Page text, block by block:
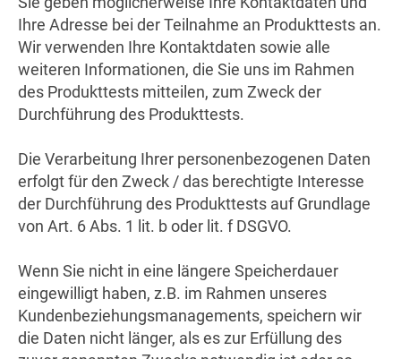
Ihre Adresse bei der Teilnahme an Produkttests an.
Wir verwenden Ihre Kontaktdaten sowie alle
weiteren Informationen, die Sie uns im Rahmen
des Produkttests mitteilen, zum Zweck der
Durchführung des Produkttests.
Die Verarbeitung Ihrer personenbezogenen Daten
erfolgt für den Zweck / das berechtigte Interesse
der Durchführung des Produkttests auf Grundlage
von Art. 6 Abs. 1 lit. b oder lit. f DSGVO.
Wenn Sie nicht in eine längere Speicherdauer
eingewilligt haben, z.B. im Rahmen unseres
Kundenbeziehungsmanagements, speichern wir
die Daten nicht länger, als es zur Erfüllung des